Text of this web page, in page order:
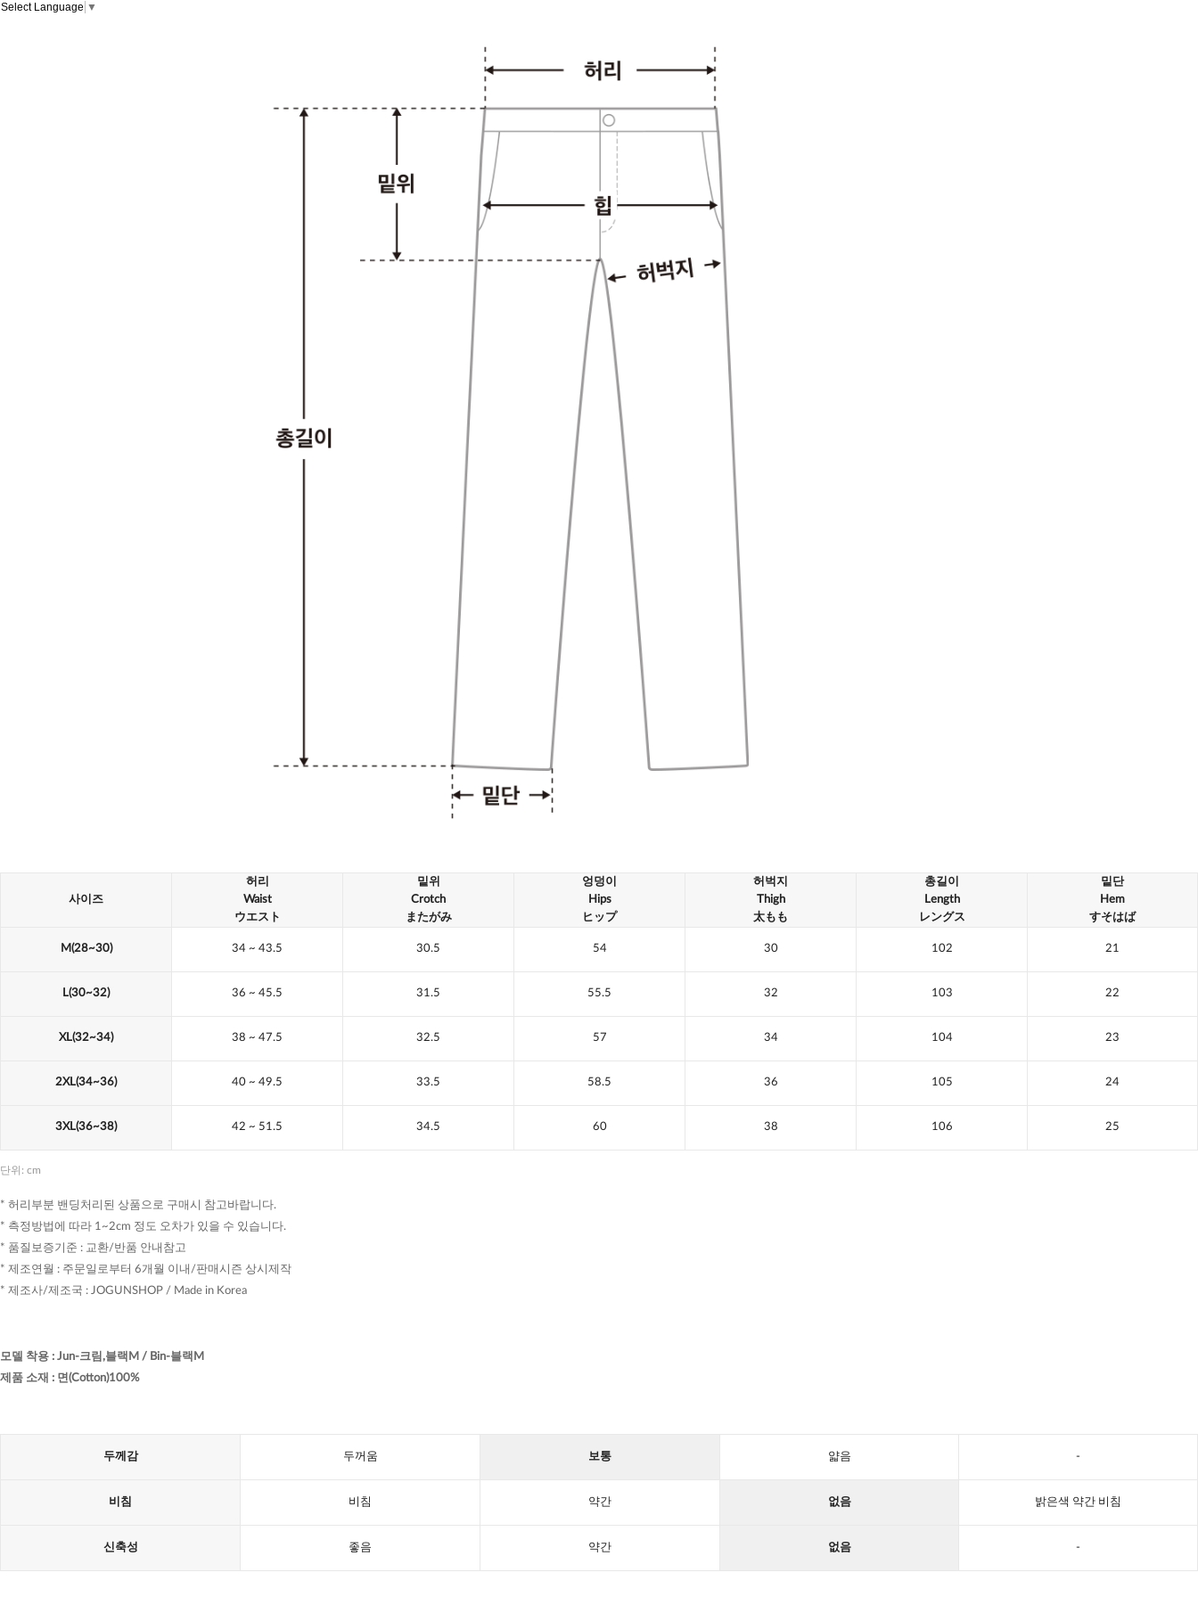
Select Language ▼
사이즈
허리
Waist
ウエスト
밑위
Crotch
またがみ
엉덩이
Hips
ヒップ
허벅지
Thigh
太もも
총길이
Length
レングス
밑단
Hem
すそはば
M(28~30) 34 ~ 43.5 30.5 54 30 102 21
L(30~32) 36 ~ 45.5 31.5 55.5 32 103 22
XL(32~34) 38 ~ 47.5 32.5 57 34 104 23
2XL(34~36) 40 ~ 49.5 33.5 58.5 36 105 24
3XL(36~38) 42 ~ 51.5 34.5 60 38 106 25
단위: cm
* 허리부분 밴딩처리된 상품으로 구매시 참고바랍니다.
* 측정방법에 따라 1~2cm 정도 오차가 있을 수 있습니다.
* 품질보증기준 : 교환/반품 안내참고
* 제조연월 : 주문일로부터 6개월 이내/판매시즌 상시제작
* 제조사/제조국 : JOGUNSHOP / Made in Korea
모델 착용 : Jun-크림,블랙M / Bin-블랙M
제품 소재 : 면(Cotton)100%
두께감 두꺼움 보통 얇음 -
비침 비침 약간 없음 밝은색 약간 비침
신축성 좋음 약간 없음 -